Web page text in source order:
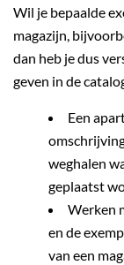
Wil je bepaalde
magazijn,
dan heb je dus
geven in de
Een
weghalen
geplaatst
Werken
en de
van een